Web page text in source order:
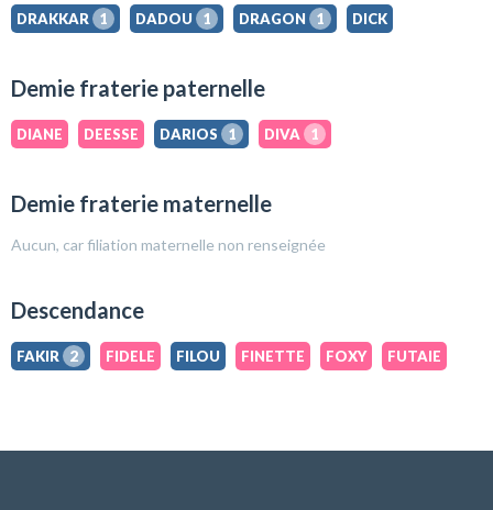
DRAKKAR
1 DADOU 1 DRAGON 1 DICK
Demie fraterie paternelle
DIANE DEESSE DARIOS 1 DIVA 1
Demie fraterie maternelle
Aucun, car filiation maternelle non renseignée
Descendance
FAKIR 2 FIDELE FILOU FINETTE FOXY FUTAIE